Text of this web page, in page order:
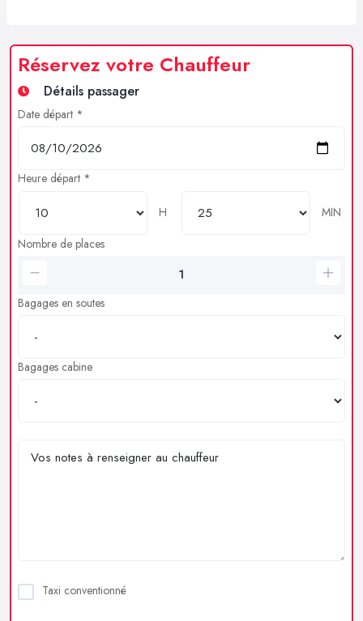
Réservez votre Chauffeur
Détails passager
Date départ *
Heure départ *
H
MIN
Nombre de places
Bagages en soutes
Bagages cabine
Taxi conventionné